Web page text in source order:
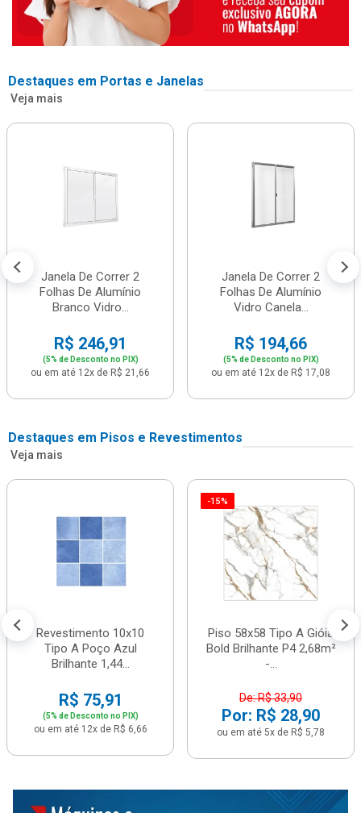
Destaques em Portas e Janelas
Veja mais
Janela De Correr 2
Folhas De Alumínio
Branco Vidro...
R$ 246,91
(5% de Desconto no PIX)
ou em até 12x de R$ 21,66
Janela De Correr 2
Folhas De Alumínio
Vidro Canela...
R$ 194,66
(5% de Desconto no PIX)
ou em até 12x de R$ 17,08
Destaques em Pisos e Revestimentos
Veja mais
Revestimento 10x10
Tipo A Poço Azul
Brilhante 1,44...
R$ 75,91
(5% de Desconto no PIX)
ou em até 12x de R$ 6,66
-15%
Piso 58x58 Tipo A Gióia
Bold Brilhante P4 2,68m²
-...
De: R$ 33,90
Por: R$ 28,90
ou em até 5x de R$ 5,78